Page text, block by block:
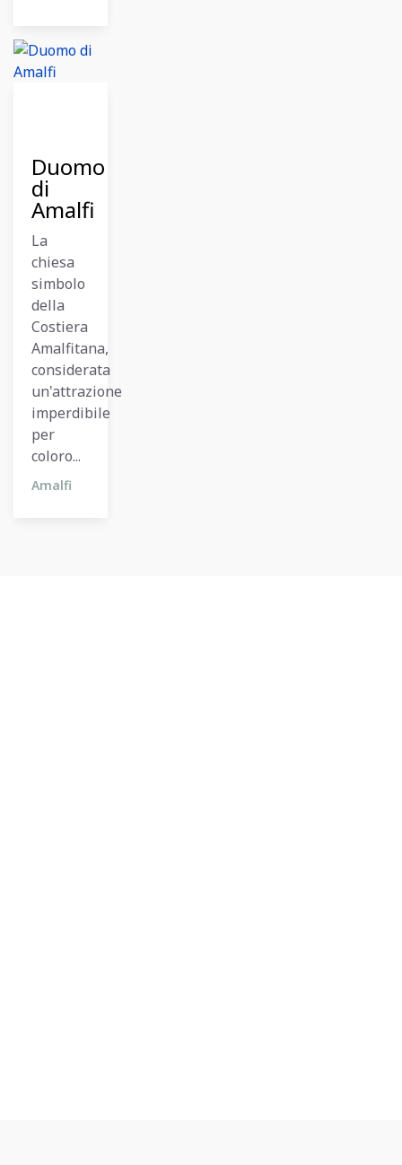
Duomo
di
Amalfi
La
chiesa
simbolo
della
Costiera
Amalfitana,
considerata
un'attrazione
imperdibile
per
coloro...
Amalfi